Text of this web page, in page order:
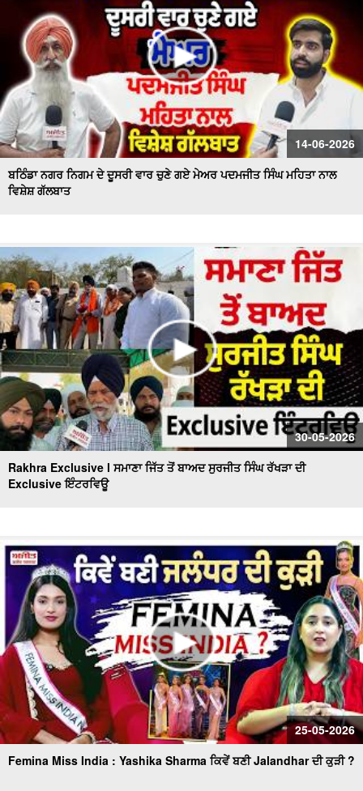
14-06-2026
ਬਠਿੰਡਾ ਨਗਰ ਨਿਗਮ ਦੇ ਦੂਸਰੀ ਵਾਰ ਚੁਣੇ ਗਏ ਮੇਅਰ ਪਦਮਜੀਤ ਸਿੰਘ ਮਹਿਤਾ ਨਾਲ
ਵਿਸ਼ੇਸ਼ ਗੱਲਬਾਤ
30-05-2026
Rakhra Exclusive l ਸਮਾਣਾ ਜਿੱਤ ਤੋਂ ਬਾਅਦ ਸੁਰਜੀਤ ਸਿੰਘ ਰੱਖੜਾ ਦੀ
Exclusive ਇੰਟਰਵਿਊ
25-05-2026
Femina Miss India : Yashika Sharma ਕਿਵੇਂ ਬਣੀ Jalandhar ਦੀ ਕੁੜੀ ?